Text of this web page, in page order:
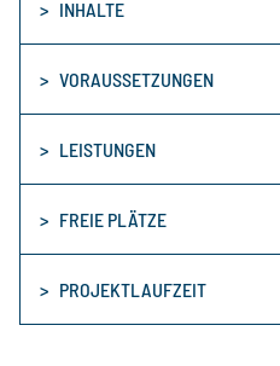
INHALTE
VORAUSSETZUNGEN
LEISTUNGEN
FREIE PLÄTZE
PROJEKTLAUFZEIT